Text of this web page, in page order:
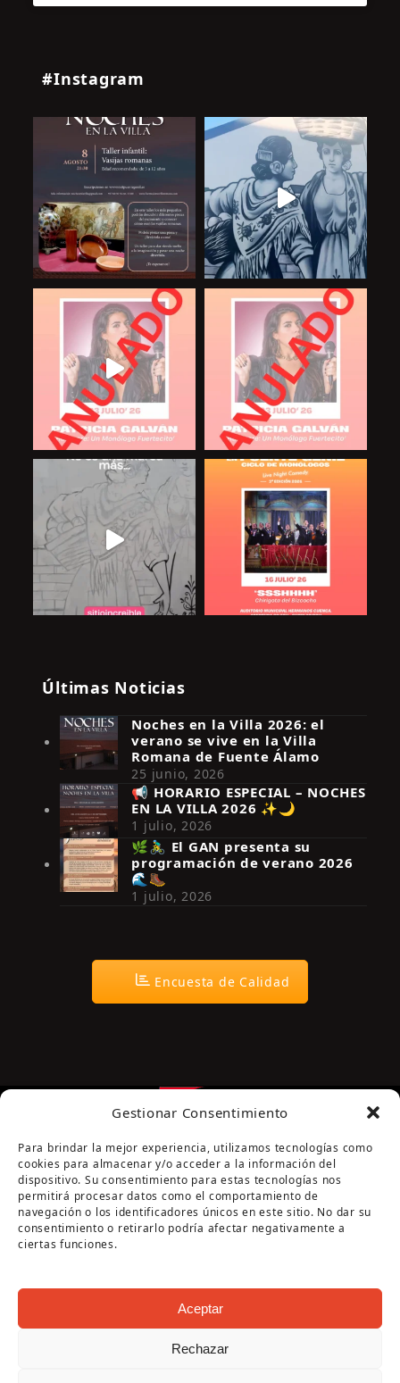
Gestionar Consentimiento
Para brindar la mejor experiencia, utilizamos tecnologías como
cookies para almacenar y/o acceder a la información del
dispositivo. Su consentimiento para estas tecnologías nos
permitirá procesar datos como el comportamiento de
navegación o los identificadores únicos en este sitio. No dar su
consentimiento o retirarlo podría afectar negativamente a
ciertas funciones.
Aceptar
Rechazar
#Instagram
Síguenos en Instagram
Últimas Noticias
Noches en la Villa 2026: el
verano se vive en la Villa
Romana de Fuente Álamo
25 junio, 2026
📢 HORARIO ESPECIAL – NOCHES
EN LA VILLA 2026 ✨🌙
1 julio, 2026
🌿🚴‍♂️ El GAN presenta su
programación de verano 2026
🌊🥾
1 julio, 2026
Encuesta de Calidad
Página cofinanciada por la Diputación de Córdoba